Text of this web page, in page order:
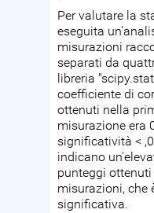
Per valutare la
eseguita
misurazioni
separati da
libreria
coefficiente di
ottenuti nella
misurazione era
significatività <
indicano
punteggi
misurazioni, che
significativa.